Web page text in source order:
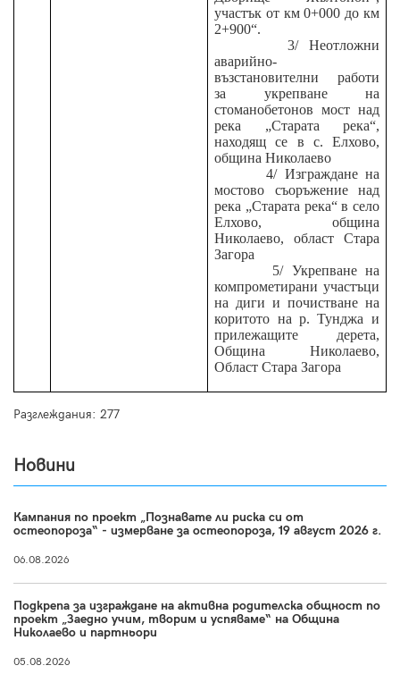
участък от км 0+000 до км
2+900“.
3/ Неотложни
аварийно-
възстановителни работи
за укрепване на
стоманобетонов мост над
река „Старата река“,
находящ се в с. Елхово,
община Николаево
4/ Изграждане на
мостово съоръжение над
река „Старата река“ в село
Елхово, община
Николаево, област Стара
Загора
5/ Укрепване на
компрометирани участъци
на диги и почистване на
коритото на р. Тунджа и
прилежащите дерета,
Община Николаево,
Област Стара Загора
Разглеждания: 277
Новини
Кампания по проект „Познавате ли риска си от
остеопороза“ - измерване за остеопороза, 19 август 2026 г.
06.08.2026
Подкрепа за изграждане на активна родителска общност по
проект „Заедно учим, творим и успяваме“ на Община
Николаево и партньори
05.08.2026